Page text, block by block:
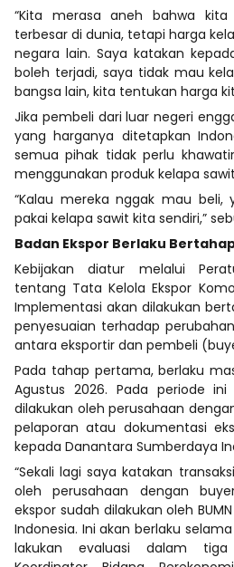
“Kita merasa aneh bahwa
terbesar di dunia, tetapi harga
negara lain. Saya katakan
boleh terjadi, saya tidak mau
bangsa lain, kita tentukan harga
Jika pembeli dari luar negeri
yang harganya ditetapkan
semua pihak tidak perlu
menggunakan produk kelapa
“Kalau mereka nggak mau beli,
pakai kelapa sawit kita sendiri,”
Badan Ekspor Berlaku
Kebijakan diatur melalui
tentang Tata Kelola Ekspor
Implementasi akan dilakukan
penyesuaian terhadap
antara eksportir dan pembeli
Pada tahap pertama, berlaku
Agustus 2026. Pada periode
dilakukan oleh perusahaan
pelaporan atau dokumentasi
kepada Danantara Sumberdaya
“Sekali lagi saya katakan
oleh perusahaan dengan
ekspor sudah dilakukan oleh
Indonesia. Ini akan berlaku
lakukan evaluasi dalam